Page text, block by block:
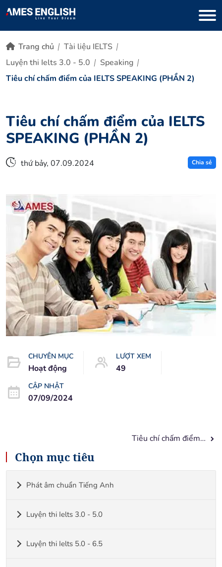
Trang chủ
Tài liệu IELTS
Luyện thi Ielts 3.0 - 5.0
Speaking
Tiêu chí chấm điểm của IELTS SPEAKING (PHẦN 2)
Tiêu chí chấm điểm của IELTS
SPEAKING (PHẦN 2)
thứ bảy, 07.09.2024 Chia sẻ
CHUYÊN MỤC
Hoạt động
LƯỢT XEM
49
CẬP NHẬT
07/09/2024
Tiêu chí chấm điểm của IELTS SPEAKING (PHẦN 1)
Chọn mục tiêu
Phát âm chuẩn Tiếng Anh
Luyện thi Ielts 3.0 - 5.0
Luyện thi Ielts 5.0 - 6.5